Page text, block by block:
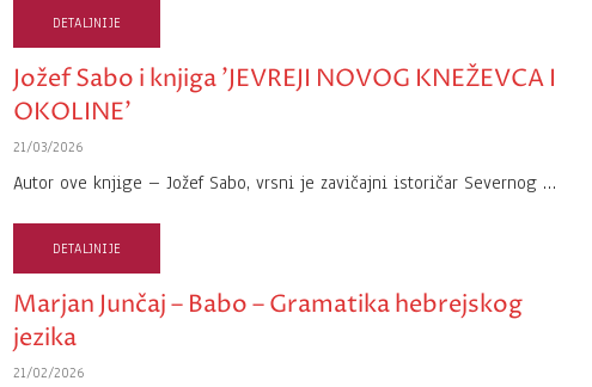
DETALJNIJE
Jožef Sabo i knjiga ’JEVREJI NOVOG KNEŽEVCA I
OKOLINE’
21/03/2026
Autor ove knjige – Jožef Sabo, vrsni je zavičajni istoričar Severnog …
DETALJNIJE
Marjan Junčaj – Babo – Gramatika hebrejskog
jezika
21/02/2026